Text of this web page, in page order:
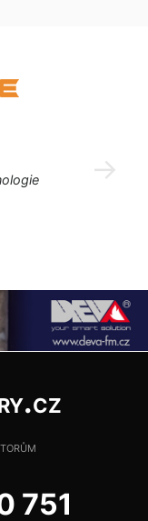
751